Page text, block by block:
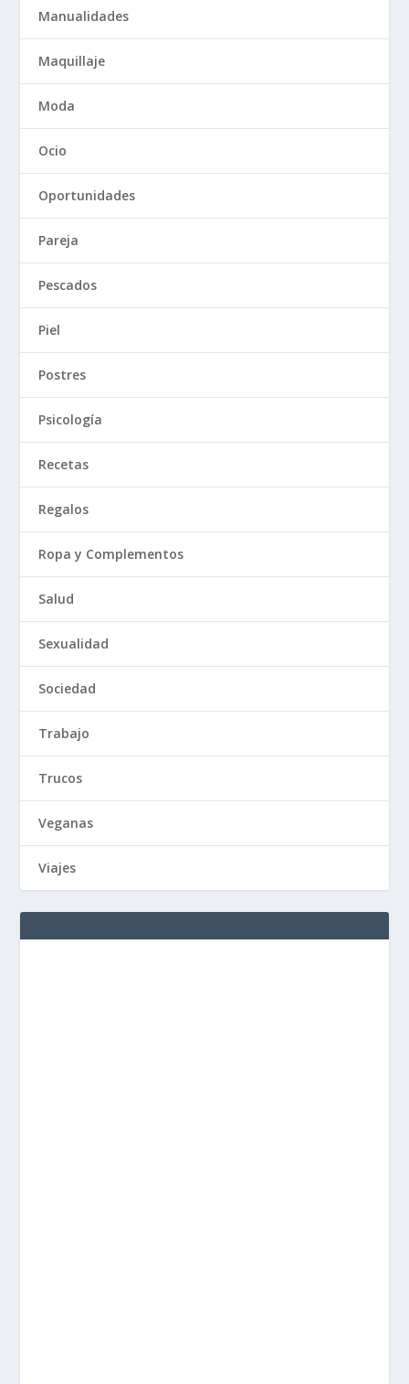
Manualidades
Maquillaje
Moda
Ocio
Oportunidades
Pareja
Pescados
Piel
Postres
Psicología
Recetas
Regalos
Ropa y Complementos
Salud
Sexualidad
Sociedad
Trabajo
Trucos
Veganas
Viajes